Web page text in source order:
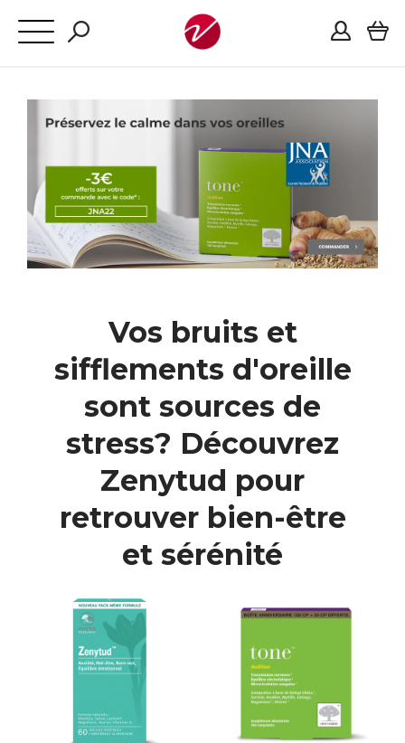
Vos bruits et
sifflements d'oreille
sont sources de
stress? Découvrez
Zenytud pour
retrouver bien-être
et sérénité